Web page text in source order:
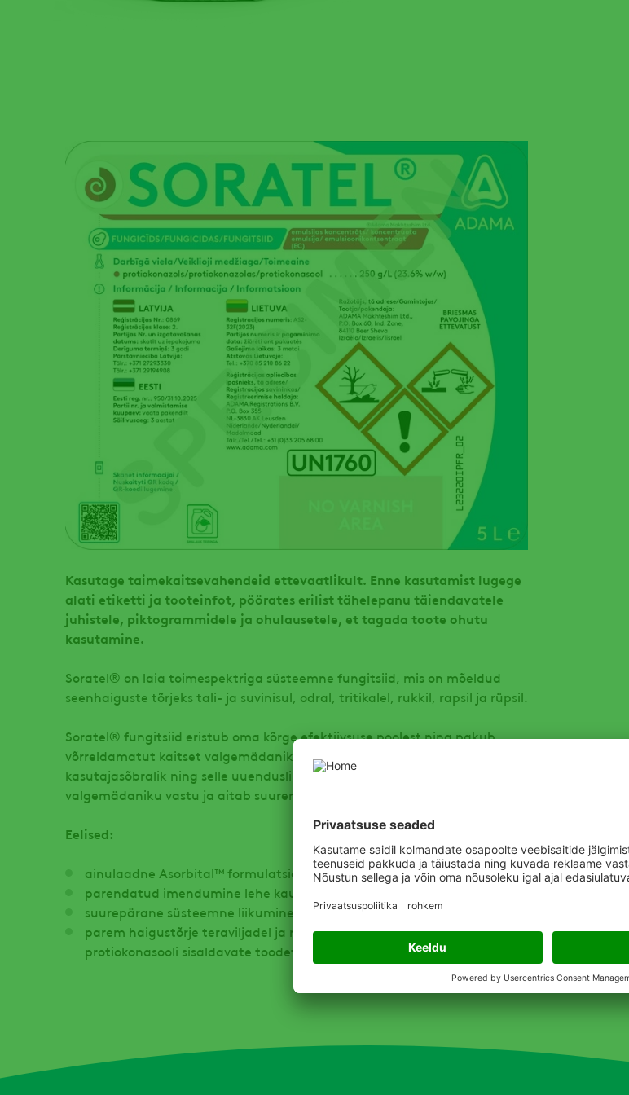
Kasutage taimekaitsevahendeid ettevaatlikult. Enne kasutamist lugege
alati etiketti ja tooteinfot, pöörates erilist tähelepanu täiendavatele
juhistele, piktogrammidele ja ohulausetele, et tagada toote ohutu
kasutamine.
Soratel® on laia toimespektriga süsteemne fungitsiid, mis on mõeldud
seenhaiguste tõrjeks tali- ja suvinisul, odral, tritikalel, rukkil, rapsil ja rüpsil.
Soratel® fungitsiid eristub oma kõrge efektiivsuse poolest ning pakub
võrreldamatut kaitset valgemädaniku vastu. Tänu valmis segule on toode
kasutajasõbralik ning selle uuenduslik koostis tagab kõrgtasemel kaitse
valgemädaniku vastu ja aitab suurendada saagikust.
Eelised:
ainulaadne Asorbital™ formulatsioon;
parendatud imendumine lehe kaudu;
suurepärane süsteemne liikumine taimes;
parem haigustõrje teraviljadel ja rapsil võrreldes teiste turul olevate
protiokonasooli sisaldavate toodetega.